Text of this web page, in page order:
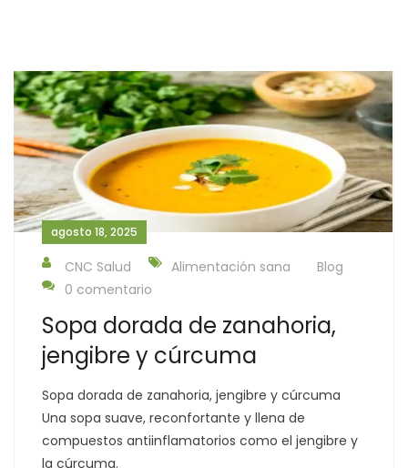
agosto 18, 2025
CNC Salud Alimentación sana
Blog
0 comentario
Sopa dorada de zanahoria,
jengibre y cúrcuma
Sopa dorada de zanahoria, jengibre y cúrcuma
Una sopa suave, reconfortante y llena de
compuestos antiinflamatorios como el jengibre y
la cúrcuma.